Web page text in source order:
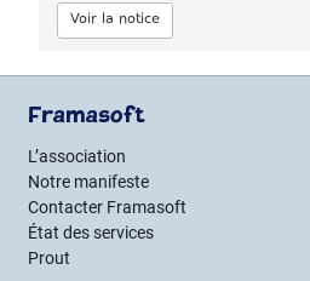
Voir la notice
Framasoft
L’association
Notre manifeste
Contacter Framasoft
État des services
Prout